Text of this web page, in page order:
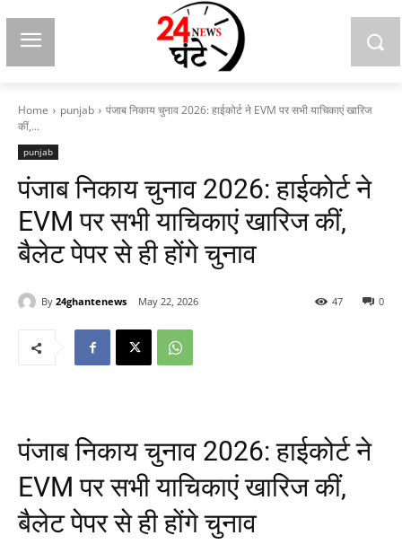
Home punjab
पंजाब निकाय चुनाव 2026: हाईकोर्ट ने EVM पर सभी याचिकाएं खारिज
कीं,...
punjab
पंजाब निकाय चुनाव 2026: हाईकोर्ट ने
EVM पर सभी याचिकाएं खारिज कीं,
बैलेट पेपर से ही होंगे चुनाव
By 24ghantenews May 22, 2026 0
47
पंजाब निकाय चुनाव 2026: हाईकोर्ट ने
EVM पर सभी याचिकाएं खारिज कीं,
बैलेट पेपर से ही होंगे चुनाव